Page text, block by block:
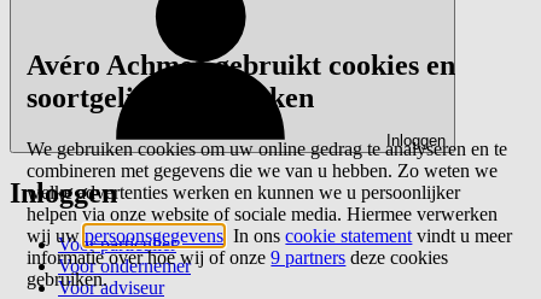
Inloggen
Inloggen
Voor particulier
Voor ondernemer
Voor adviseur
Avéro Achmea gebruikt cookies en
soortgelijke technieken
We gebruiken cookies om uw online gedrag te analyseren en te
combineren met gegevens die we van u hebben. Zo weten we
welke advertenties werken en kunnen we u persoonlijker
helpen via onze website of sociale media. Hiermee verwerken
wij uwpersoonsgegevens . In onscookie statement vindt u meer
informatie over hoe wij of onze9 partners deze cookies
gebruiken.